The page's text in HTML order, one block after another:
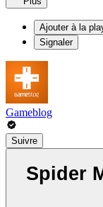
Ajouter à la
Signaler
Gameblog
Suivre
Spider